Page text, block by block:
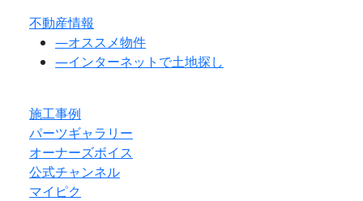
不動産情報
―オススメ物件
―インターネットで土地探し
施工事例
パーツギャラリー
オーナーズボイス
公式チャンネル
マイピク